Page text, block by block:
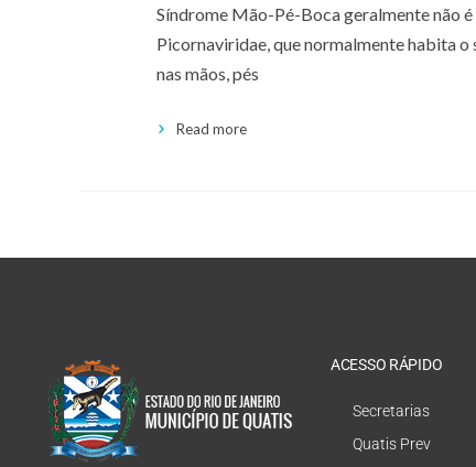
Síndrome Mão-Pé-Boca geralmente não
Picornaviridae, que normalmente habita o
nas mãos, pés
Read more
ACESSO RÁPIDO
Secretarias
Quatis Prev